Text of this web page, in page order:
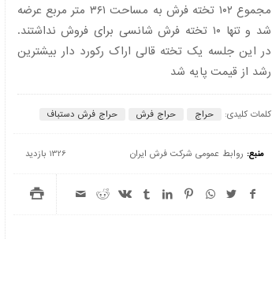
مجموع ۱۰۲ تخته فرش به مساحت ۳۶۱ متر مربع عرضه
شد و تنها ۱۰ تخته فرش شانسی برای فروش نداشتند.
در این جلسه یک تخته قالی اراک رکورد دار بیشترین
رشد از قیمت پایه شد
کلمات کلیدی: حراج حراج فرش حراج فرش دستباف
منبع: روابط عمومی شرکت فرش ایران 1326 بازدید